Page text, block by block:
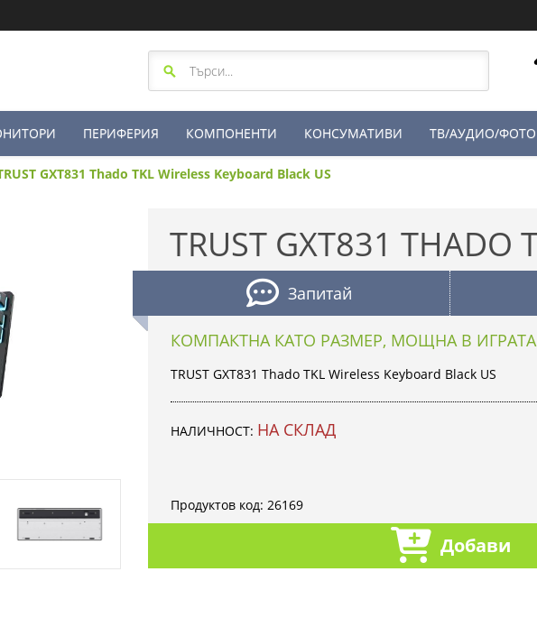
ПЕРИФЕРИЯ КОМПОНЕНТИ КОНСУМАТИВИ ТВ/АУДИО/ФОТО
GXT831 Thado TKL Wireless Keyboard Black US
TRUST GXT831 THADO
Запитай
КОМПАКТНА КАТО РАЗМЕР, МОЩНА В ИГРАТА
TRUST GXT831 Thado TKL Wireless Keyboard Black US
НАЛИЧНОСТ: НА СКЛАД
Продуктов код: 26169
Добави